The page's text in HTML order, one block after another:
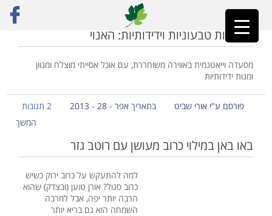
ראשי»אוכל אסייתי
מסעדות טבעוניות וידידותיות: האנוי
מסעדה וייאטנמית באווירה משוחררת, עם אוכל אסייתי מוצלח ומגוון
ומנות ידידותיות
פורסם ע"י אורי שביט בתאריך אפר - 28 - 2013
2 תגובות
המשך
באו באן במילוי כרוב מעושן עם רוטב גזר
למה להתעקש על כרוב ירוק כשיש
כרוב סגול? אורן טוען (ובצדק) שהוא
הרבה יותר יפה, אבל למרבה
השמחה הוא גם בריא יותר